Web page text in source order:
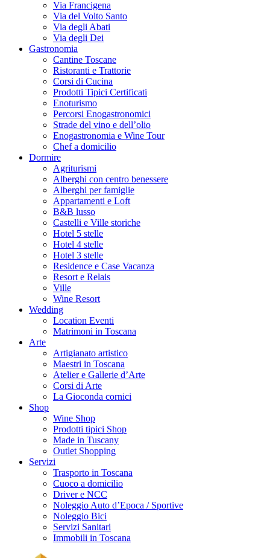
Via Francigena
Via del Volto Santo
Via degli Abati
Via degli Dei
Gastronomia
Cantine Toscane
Ristoranti e Trattorie
Corsi di Cucina
Prodotti Tipici Certificati
Enoturismo
Percorsi Enogastronomici
Strade del vino e dell’olio
Enogastronomia e Wine Tour
Chef a domicilio
Dormire
Agriturismi
Alberghi con centro benessere
Alberghi per famiglie
Appartamenti e Loft
B&B lusso
Castelli e Ville storiche
Hotel 5 stelle
Hotel 4 stelle
Hotel 3 stelle
Residence e Case Vacanza
Resort e Relais
Ville
Wine Resort
Wedding
Location Eventi
Matrimoni in Toscana
Arte
Artigianato artistico
Maestri in Toscana
Atelier e Gallerie d’Arte
Corsi di Arte
La Gioconda cornici
Shop
Wine Shop
Prodotti tipici Shop
Made in Tuscany
Outlet Shopping
Servizi
Trasporto in Toscana
Cuoco a domicilio
Driver e NCC
Noleggio Auto d’Epoca / Sportive
Noleggio Bici
Servizi Sanitari
Immobili in Toscana